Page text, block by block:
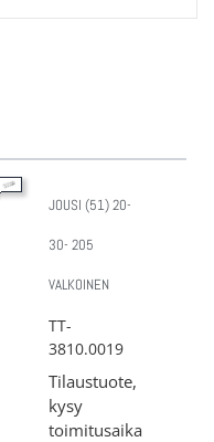
JOUSI (51) 20-
30- 205
VALKOINEN
TT-
3810.0019
Tilaustuote,
kysy
toimitusaika